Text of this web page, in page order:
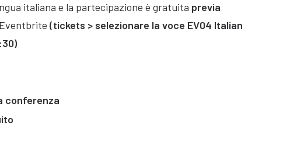
italiana e la partecipazione è gratuita previa
(tickets > selezionare la voce EV04 Italian
conferenza